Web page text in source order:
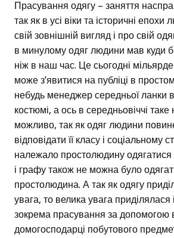
Прасування одягу – заняття
так як в усі віки та історичні
свій зовнішній вигляд і про свій
в минулому одяг людини мав куди
ніж в наш час. Це сьогодні
може з’явитися на публіці в
небудь менеджер середньої ланки
костюмі, а ось в середньовіччі
можливо, так як одяг людини
відповідати її класу і соціальному
належало простолюдину одягатися
і графу також не можна було
простолюдина. А так як одягу
увага, то велика увага приділялася
зокрема прасування за допомогою
домогосподарці побутового